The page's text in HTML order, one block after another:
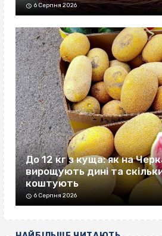
6 Серпня 2026
До 12 кг з куща: як на
вирощують дині та
коштують
6 Серпня 2026